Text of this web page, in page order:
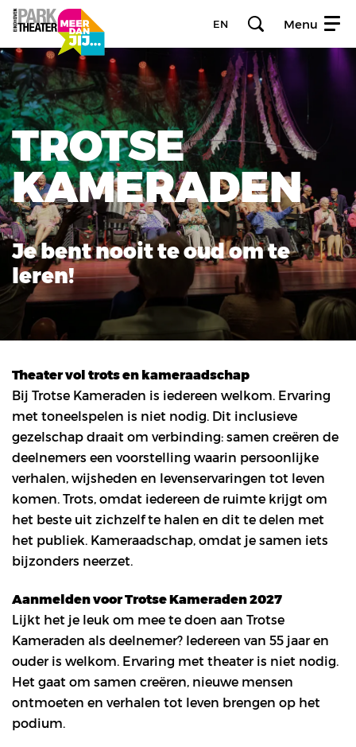
EN Menu
TROTSE
KAMERADEN
Je bent nooit te oud om te
leren!
Theater vol trots en kameraadschap
Bij Trotse Kameraden is iedereen welkom. Ervaring
met toneelspelen is niet nodig. Dit inclusieve
gezelschap draait om verbinding: samen creëren de
deelnemers een voorstelling waarin persoonlijke
verhalen, wijsheden en levenservaringen tot leven
komen. Trots, omdat iedereen de ruimte krijgt om
het beste uit zichzelf te halen en dit te delen met
het publiek. Kameraadschap, omdat je samen iets
bijzonders neerzet.
Aanmelden voor Trotse Kameraden 2027
Lijkt het je leuk om mee te doen aan Trotse
Kameraden als deelnemer? Iedereen van 55 jaar en
ouder is welkom. Ervaring met theater is niet nodig.
Het gaat om samen creëren, nieuwe mensen
ontmoeten en verhalen tot leven brengen op het
podium.